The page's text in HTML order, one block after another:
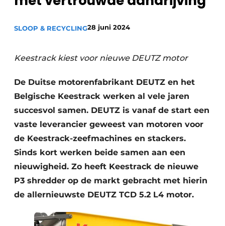
Privacy / Cookie statement
Vacature aanmelden
Video’s
SLOOP & RECYCLING28 juni 2024
Keestrack kiest voor nieuwe DEUTZ motor
De Duitse motorenfabrikant DEUTZ en het
Belgische Keestrack werken al vele jaren
succesvol samen. DEUTZ is vanaf de start een
vaste leverancier geweest van motoren voor
de Keestrack-zeefmachines en stackers.
Sinds kort werken beide samen aan een
nieuwigheid. Zo heeft Keestrack de nieuwe
P3 shredder op de markt gebracht met hierin
de allernieuwste DEUTZ TCD 5.2 L4 motor.